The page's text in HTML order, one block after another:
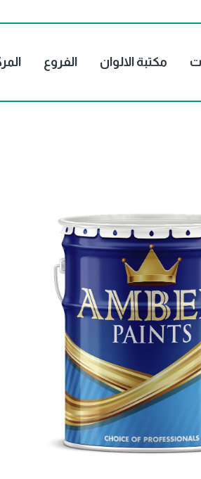
مكتبة الالوان الفروع